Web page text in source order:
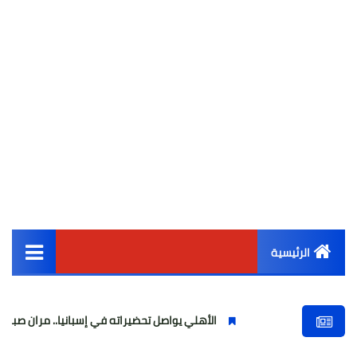
الرئيسية
أخبار مصر
الأهلي يواصل تحضيراته في إسبانيا.. مران صباحي قوي